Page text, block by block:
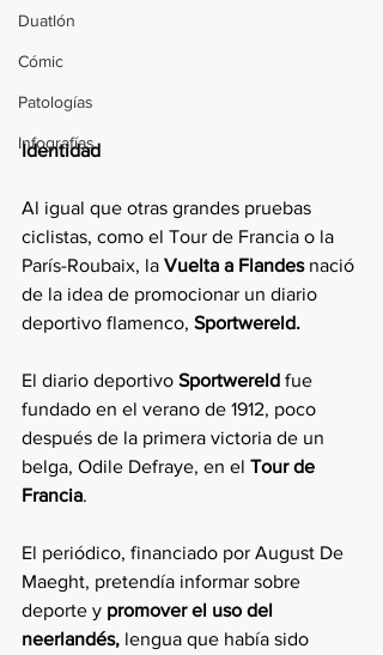
Duatlón
Cómic
Patologías
Infografías
Identidad
Al igual que otras grandes pruebas
ciclistas, como el Tour de Francia o la
París-Roubaix, la Vuelta a Flandes nació
de la idea de promocionar un diario
deportivo flamenco, Sportwereld.
El diario deportivo Sportwereld fue
fundado en el verano de 1912, poco
después de la primera victoria de un
belga, Odile Defraye, en el Tour de
Francia.
El periódico, financiado por August De
Maeght, pretendía informar sobre
deporte y promover el uso del
neerlandés, lengua que había sido